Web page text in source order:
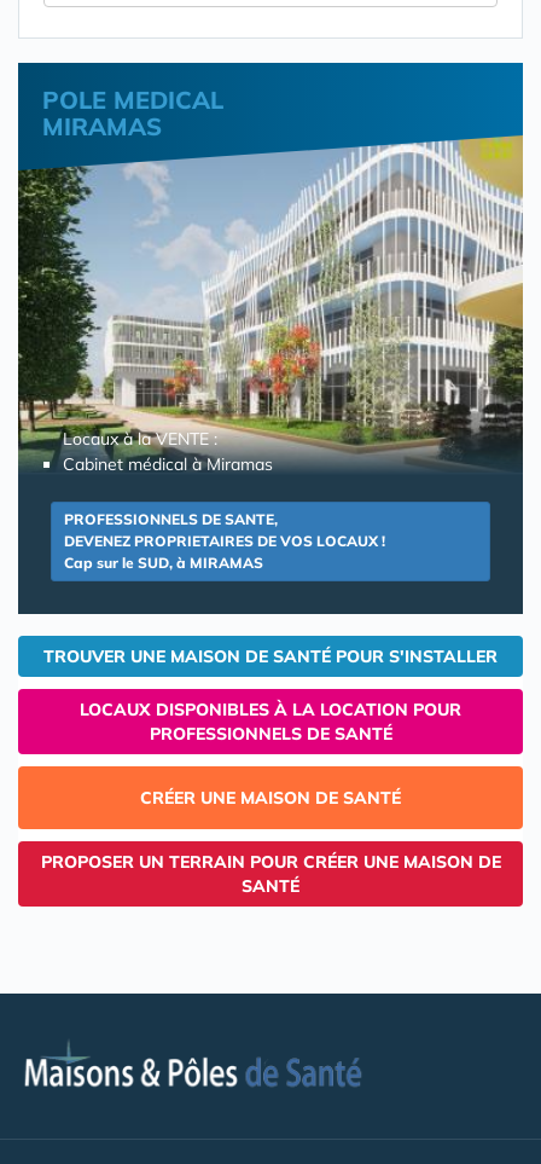
POLE MEDICAL
MIRAMAS
Locaux à la VENTE :
Cabinet médical à Miramas
PROFESSIONNELS DE SANTE,
DEVENEZ PROPRIETAIRES DE VOS LOCAUX !
Cap sur le SUD, à MIRAMAS
TROUVER UNE MAISON DE SANTÉ POUR S'INSTALLER
LOCAUX DISPONIBLES À LA LOCATION POUR
PROFESSIONNELS DE SANTÉ
CRÉER UNE MAISON DE SANTÉ
PROPOSER UN TERRAIN POUR CRÉER UNE MAISON DE
SANTÉ